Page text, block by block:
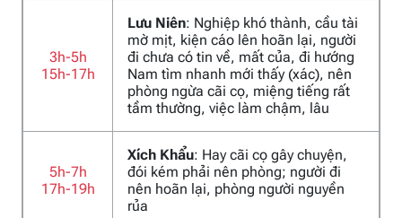
3h-5h
15h-17h
Lưu Niên: Nghiệp khó thành, cầu tài
mờ mịt, kiện cáo lên hoãn lại, người
đi chưa có tin về, mất của, đi hướng
Nam tìm nhanh mới thấy (xác), nên
phòng ngừa cãi cọ, miệng tiếng rất
tầm thường, việc làm chậm, lâu
5h-7h
17h-19h
Xích Khẩu: Hay cãi cọ gây chuyện,
đói kém phải nên phòng; người đi
nên hoãn lại, phòng người nguyền
rủa